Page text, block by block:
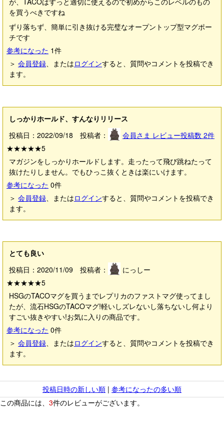
を買うべきですね
ずり落ちず、簡単に引き抜ける完璧なオープントップ型マグポー
チです
参考になった 1件
＞ 会員登録、またはログインすると、質問やコメントを投稿でき
ます。
しっかりホールド、すんなりリリース
投稿日：2022/09/18 投稿者：
会員さま レビュー投稿数 2件
★★★★★5
マガジンをしっかりホールドします。走ったって飛び跳ねたって
抜けたりしません。でもひっこ抜くときは楽にいけます。
参考になった 0件
＞ 会員登録、またはログインすると、質問やコメントを投稿でき
ます。
とても良い
投稿日：2020/11/09 投稿者：
にっしー
★★★★★5
HSGのTACOマグを買うまでレプリカのファストマグ使ってまし
たが、流石HSGのTACOマグ!軽いしズレないし落ちないし何より
すごい抜きやすい!お気に入りの商品です。
参考になった 0件
＞ 会員登録、またはログインすると、質問やコメントを投稿でき
ます。
投稿日時の新しい順 | 参考になったの多い順
この商品には、 3件のレビューがございます。